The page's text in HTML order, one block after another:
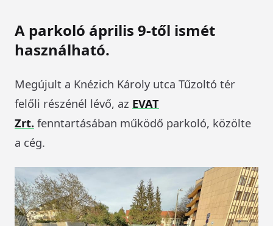
A parkoló április 9-től ismét
használható.
Megújult a Knézich Károly utca Tűzoltó tér
felőli részénél lévő, az EVAT
Zrt. fenntartásában működő parkoló, közölte
a cég.